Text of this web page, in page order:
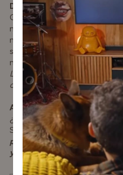
Diseñado para vos.
Cada mueble puede
material. Podés modificar y
nuestro catálogo exclusivo y
según disponibilidad.
materialidad-.
La imagen de los artículos son
configuración elegida.
Asesoramiento
¿Necesitás ayuda para elegir
Solicitá el llamado de un
profesionales o estudiantes
y/o interiorismo.